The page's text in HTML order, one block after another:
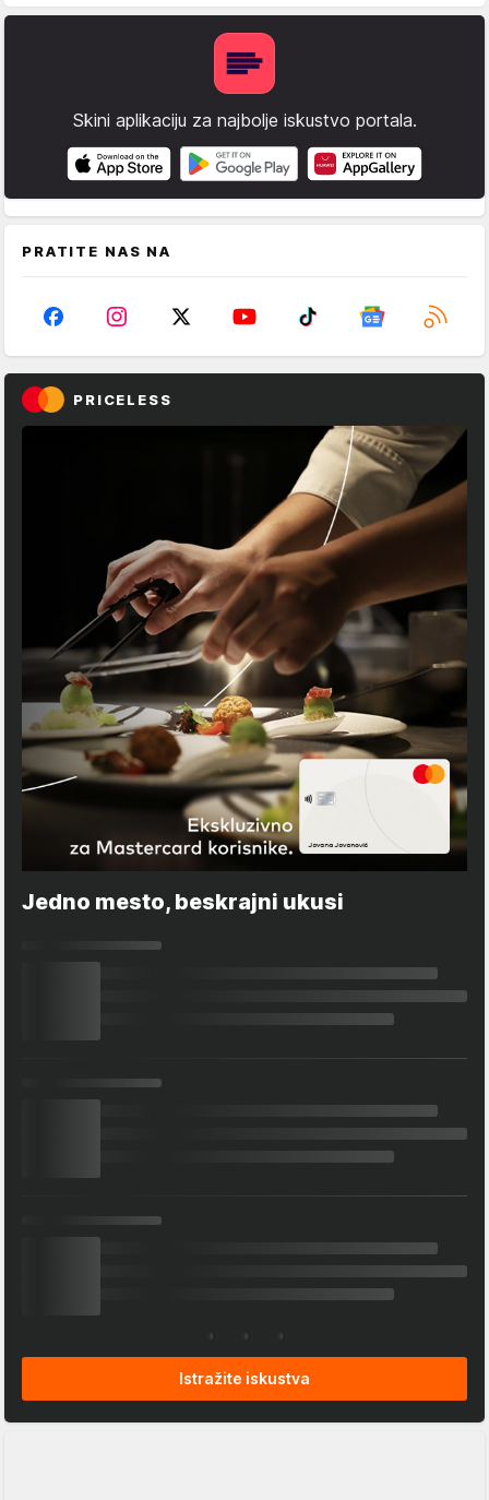
Skini aplikaciju za najbolje iskustvo portala.
PRATITE NAS NA
PRICELESS
Jedno mesto, beskrajni ukusi
Istražite iskustva